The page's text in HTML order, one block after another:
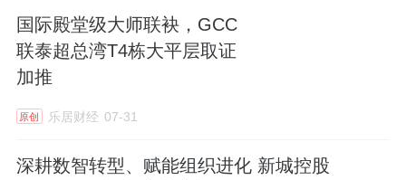
国际殿堂级大师联袂，GCC
联泰超总湾T4栋大平层取证
加推
原创 乐居财经 07-31
深耕数智转型、赋能组织进化 新城控股